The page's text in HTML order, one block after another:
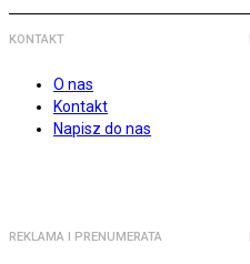
KONTAKT
O nas
Kontakt
Napisz do nas
REKLAMA I PRENUMERATA